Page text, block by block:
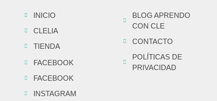
INICIO
CLELIA
TIENDA
BLOG APRENDO
CON CLE
CONTACTO
POLÍTICAS DE
PRIVACIDAD
FACEBOOK
FACEBOOK
INSTAGRAM